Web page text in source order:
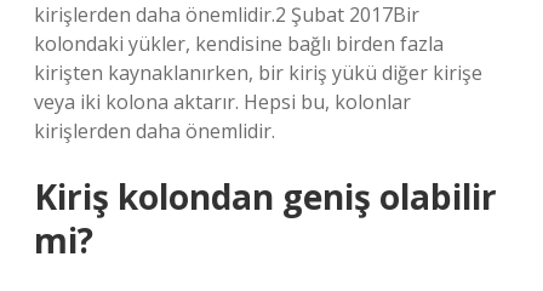
kirişlerden daha önemlidir.2 Şubat 2017Bir
kolondaki yükler, kendisine bağlı birden fazla
kirişten kaynaklanırken, bir kiriş yükü diğer kirişe
veya iki kolona aktarır. Hepsi bu, kolonlar
kirişlerden daha önemlidir.
Kiriş kolondan geniş olabilir
mi?